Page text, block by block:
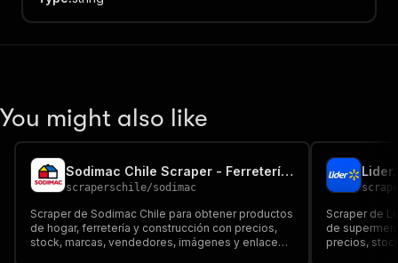
You might also like
Sodimac Chile Scraper - Ferretería y Precios
scraperschile/sodimac
Scraper de Sodimac Chile para obtener productos
de hogar, ferretería y construcción con precios,
stock, marcas, vendedores, imágenes y enlaces.
Scraper de
de
precios,